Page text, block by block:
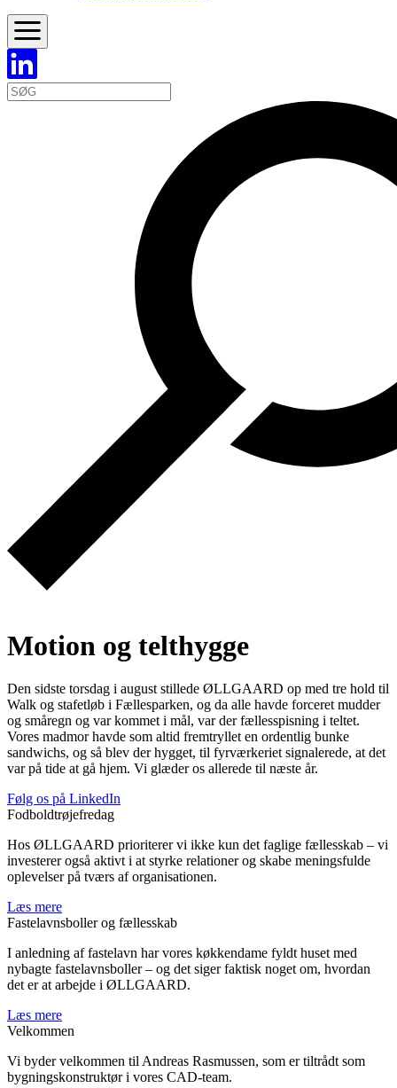
Motion og telthygge
Den sidste torsdag i august stillede ØLLGAARD op med tre hold til
Walk og stafetløb i Fællesparken, og da alle havde forceret mudder
og småregn og var kommet i mål, var der fællesspisning i teltet.
Vores madmor havde som altid fremtryllet en ordentlig bunke
sandwichs, og så blev der hygget, til fyrværkeriet signalerede, at det
var på tide at gå hjem. Vi glæder os allerede til næste år.
Følg os på LinkedIn
Fodboldtrøjefredag
Hos ØLLGAARD prioriterer vi ikke kun det faglige fællesskab – vi
investerer også aktivt i at styrke relationer og skabe meningsfulde
oplevelser på tværs af organisationen.
Læs mere
Fastelavnsboller og fællesskab
I anledning af fastelavn har vores køkkendame fyldt huset med
nybagte fastelavnsboller – og det siger faktisk noget om, hvordan
det er at arbejde i ØLLGAARD.
Læs mere
Velkommen
Vi byder velkommen til Andreas Rasmussen, som er tiltrådt som
bygningskonstruktør i vores CAD-team.